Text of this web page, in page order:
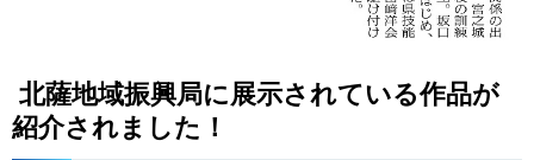
北薩地域振興局に展示されている作品が
紹介されました！